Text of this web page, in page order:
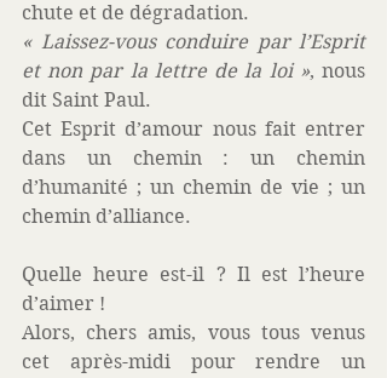
chute et de dégradation.
« Laissez-vous conduire par l’Esprit
et non par la lettre de la loi », nous
dit Saint Paul.
Cet Esprit d’amour nous fait entrer
dans un chemin : un chemin
d’humanité ; un chemin de vie ; un
chemin d’alliance.
Quelle heure est-il ? Il est l’heure
d’aimer !
Alors, chers amis, vous tous venus
cet après-midi pour rendre un